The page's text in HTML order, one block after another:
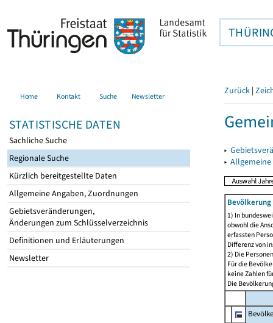
Home Kontakt Suche Newsletter
STATISTISCHE DATEN
Sachliche Suche
Regionale Suche
Kürzlich bereitgestellte Daten
Allgemeine Angaben, Zuordnungen
Gebietsveränderungen,
Änderungen zum Schlüsselverzeichnis
Definitionen und Erläuterungen
Newsletter
Zurück |
▸
▸
1) In
obwohl die
erfassten
Differenz von
2) Die
Für die
keine Zahlen
Die